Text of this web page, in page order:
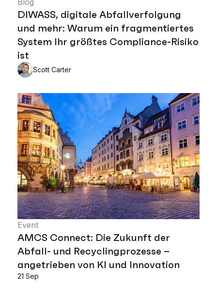
DIWASS, digitale Abfallverfolgung
und mehr: Warum ein fragmentiertes
System Ihr größtes Compliance-Risiko
ist
Scott Carter
Event
AMCS Connect: Die Zukunft der
Abfall- und Recyclingprozesse –
angetrieben von KI und Innovation
21 Sep